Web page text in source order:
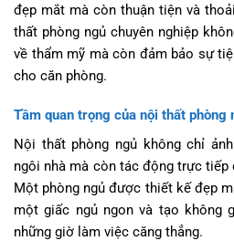
đẹp mắt mà còn thuận tiện và
thất phòng ngủ chuyên nghiệp
về thẩm mỹ mà còn đảm bảo sự
cho căn phòng.
Tầm quan trọng của nội thất phòng
Nội thất phòng ngủ không chỉ
ngôi nhà mà còn tác động trực
Một phòng ngủ được thiết kế đẹp
một giấc ngủ ngon và tạo không
những giờ làm việc căng thẳng.